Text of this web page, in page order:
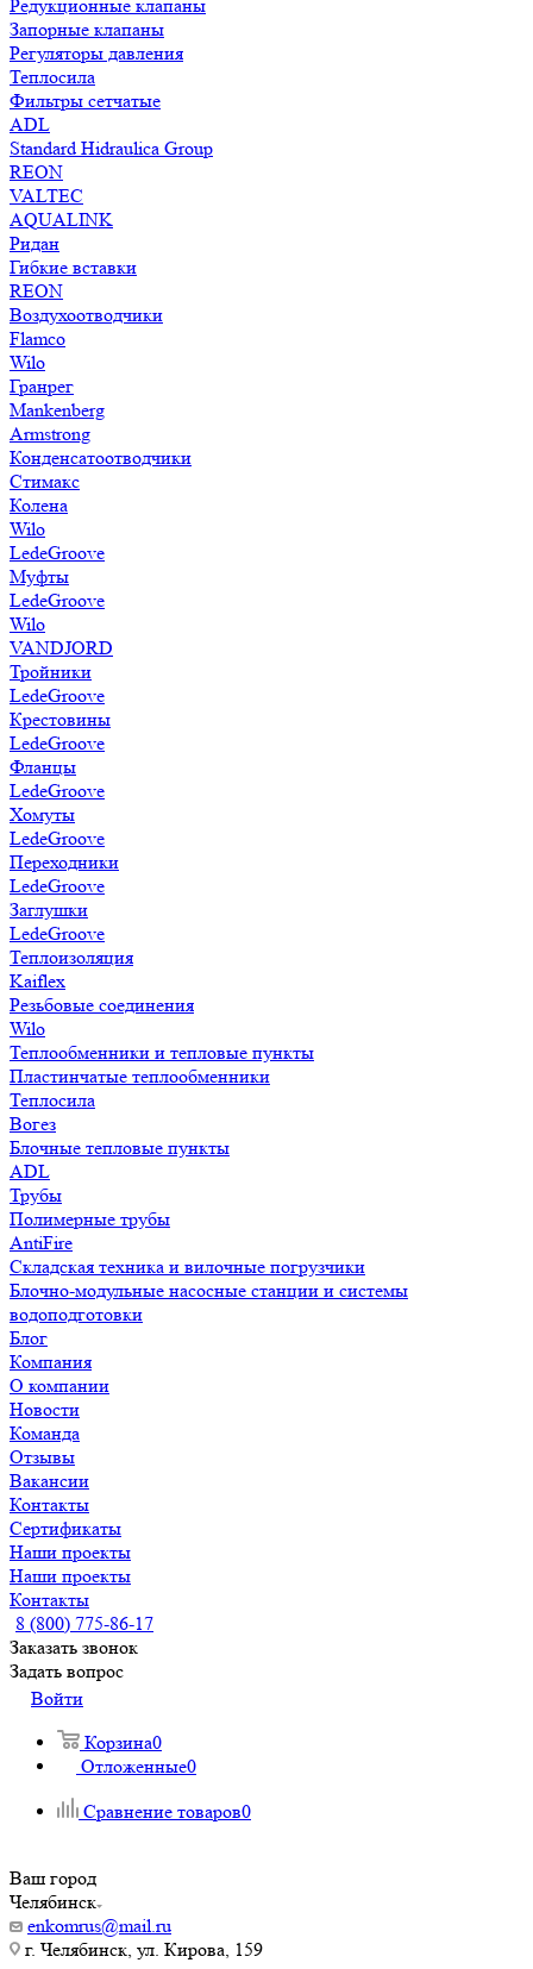
Редукционные клапаны
Запорные клапаны
Регуляторы давления
Теплосила
Фильтры сетчатые
ADL
Standard Hidraulica Group
REON
VALTEC
AQUALINK
Ридан
Гибкие вставки
REON
Воздухоотводчики
Flamco
Wilo
Гранрег
Mankenberg
Armstrong
Конденсатоотводчики
Стимакс
Колена
Wilo
LedeGroove
Муфты
LedeGroove
Wilo
VANDJORD
Тройники
LedeGroove
Крестовины
LedeGroove
Фланцы
LedeGroove
Хомуты
LedeGroove
Переходники
LedeGroove
Заглушки
LedeGroove
Теплоизоляция
Kaiflex
Резьбовые соединения
Wilo
Теплообменники и тепловые пункты
Пластинчатые теплообменники
Теплосила
Вогез
Блочные тепловые пункты
ADL
Трубы
Полимерные трубы
AntiFire
Складская техника и вилочные погрузчики
Блочно-модульные насосные станции и системы
водоподготовки
Блог
Компания
О компании
Новости
Команда
Отзывы
Вакансии
Контакты
Сертификаты
Наши проекты
Наши проекты
Контакты
8 (800) 775-86-17
Заказать звонок
Задать вопрос
Войти
Корзина0
Отложенные0
Сравнение товаров0
Ваш город
Челябинск
enkomrus@mail.ru
г. Челябинск, ул. Кирова, 159